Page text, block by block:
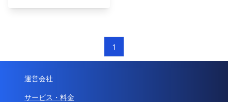
1
運営会社
サービス・料金